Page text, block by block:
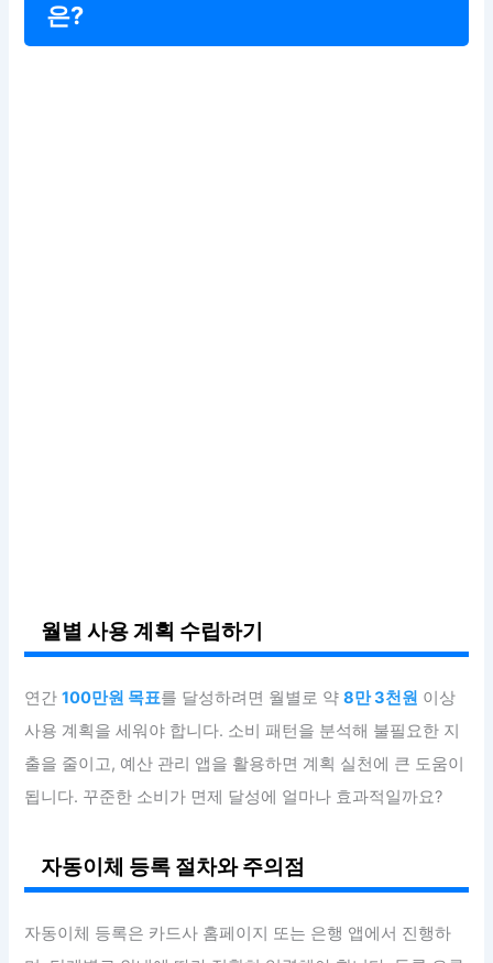
은?
월별 사용 계획 수립하기
연간100만원 목표를 달성하려면 월별로 약8만 3천원 이상
사용 계획을 세워야 합니다. 소비 패턴을 분석해 불필요한 지
출을 줄이고, 예산 관리 앱을 활용하면 계획 실천에 큰 도움이
됩니다. 꾸준한 소비가 면제 달성에 얼마나 효과적일까요?
자동이체 등록 절차와 주의점
자동이체 등록은 카드사 홈페이지 또는 은행 앱에서 진행하